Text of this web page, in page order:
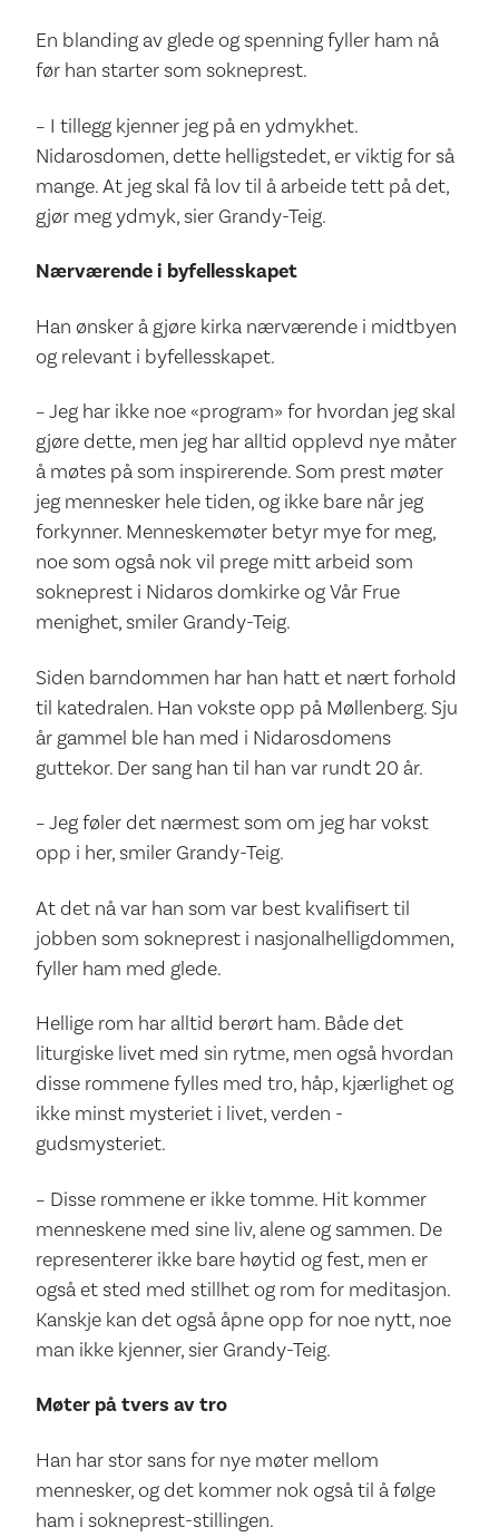
En blanding av glede og spenning fyller ham nå
før han starter som sokneprest.
– I tillegg kjenner jeg på en ydmykhet.
Nidarosdomen, dette helligstedet, er viktig for så
mange. At jeg skal få lov til å arbeide tett på det,
gjør meg ydmyk, sier Grandy-Teig.
Nærværende i byfellesskapet
Han ønsker å gjøre kirka nærværende i midtbyen
og relevant i byfellesskapet.
– Jeg har ikke noe «program» for hvordan jeg skal
gjøre dette, men jeg har alltid opplevd nye måter
å møtes på som inspirerende. Som prest møter
jeg mennesker hele tiden, og ikke bare når jeg
forkynner. Menneskemøter betyr mye for meg,
noe som også nok vil prege mitt arbeid som
sokneprest i Nidaros domkirke og Vår Frue
menighet, smiler Grandy-Teig.
Siden barndommen har han hatt et nært forhold
til katedralen. Han vokste opp på Møllenberg. Sju
år gammel ble han med i Nidarosdomens
guttekor. Der sang han til han var rundt 20 år.
– Jeg føler det nærmest som om jeg har vokst
opp i her, smiler Grandy-Teig.
At det nå var han som var best kvalifisert til
jobben som sokneprest i nasjonalhelligdommen,
fyller ham med glede.
Hellige rom har alltid berørt ham. Både det
liturgiske livet med sin rytme, men også hvordan
disse rommene fylles med tro, håp, kjærlighet og
ikke minst mysteriet i livet, verden -
gudsmysteriet.
– Disse rommene er ikke tomme. Hit kommer
menneskene med sine liv, alene og sammen. De
representerer ikke bare høytid og fest, men er
også et sted med stillhet og rom for meditasjon.
Kanskje kan det også åpne opp for noe nytt, noe
man ikke kjenner, sier Grandy-Teig.
Møter på tvers av tro
Han har stor sans for nye møter mellom
mennesker, og det kommer nok også til å følge
ham i sokneprest-stillingen.